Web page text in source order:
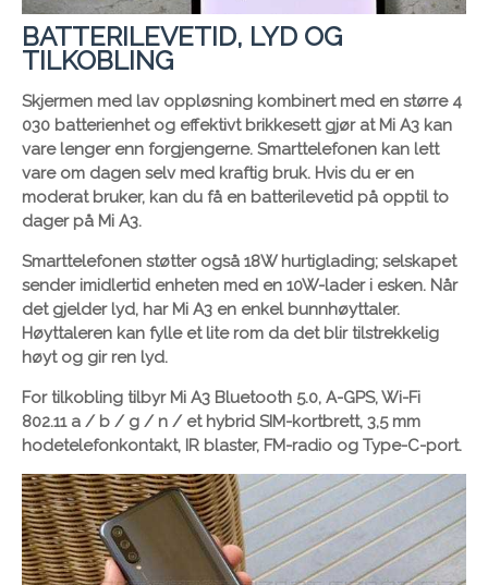
BATTERILEVETID, LYD OG
TILKOBLING
Skjermen med lav oppløsning kombinert med en større 4
030 batterienhet og effektivt brikkesett gjør at Mi A3 kan
vare lenger enn forgjengerne. Smarttelefonen kan lett
vare om dagen selv med kraftig bruk. Hvis du er en
moderat bruker, kan du få en batterilevetid på opptil to
dager på Mi A3.
Smarttelefonen støtter også 18W hurtiglading; selskapet
sender imidlertid enheten med en 10W-lader i esken. Når
det gjelder lyd, har Mi A3 en enkel bunnhøyttaler.
Høyttaleren kan fylle et lite rom da det blir tilstrekkelig
høyt og gir ren lyd.
For tilkobling tilbyr Mi A3 Bluetooth 5.0, A-GPS, Wi-Fi
802.11 a / b / g / n / et hybrid SIM-kortbrett, 3,5 mm
hodetelefonkontakt, IR blaster, FM-radio og Type-C-port.